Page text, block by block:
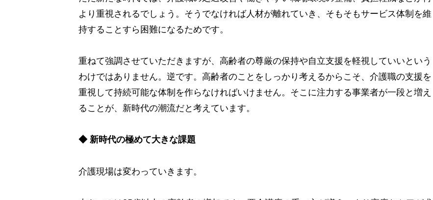
より重視されるでしょう。そうでなければ人材が離れていき、そもそもサービス体制を維
持することすら困難になるためです。
重ねて強調させていただきますが、高齢者の尊厳の保持や自立支援を軽視していいという
わけではありません。逆です。高齢者のことをしっかり考えるからこそ、介護職の支援を
重視して持続可能な体制を作らなければいけません。そこに注力する事業者が一段と増え
ることが、新時代の潮流だと考えています。
◆ 新時代の極めて大きな課題
介護現場は変わっていきます。